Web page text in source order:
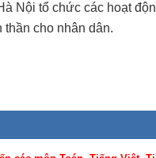
Nội tổ chức các hoạt
thần cho nhân dân.